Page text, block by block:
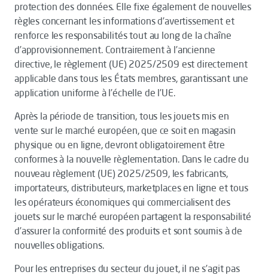
protection des données. Elle fixe également de nouvelles
règles concernant les informations d’avertissement et
renforce les responsabilités tout au long de la chaîne
d’approvisionnement. Contrairement à l’ancienne
directive, le règlement (UE) 2025/2509 est directement
applicable dans tous les États membres, garantissant une
application uniforme à l’échelle de l’UE.
Après la période de transition, tous les jouets mis en
vente sur le marché européen, que ce soit en magasin
physique ou en ligne, devront obligatoirement être
conformes à la nouvelle règlementation. Dans le cadre du
nouveau règlement (UE) 2025/2509, les fabricants,
importateurs, distributeurs, marketplaces en ligne et tous
les opérateurs économiques qui commercialisent des
jouets sur le marché européen partagent la responsabilité
d’assurer la conformité des produits et sont soumis à de
nouvelles obligations.
Pour les entreprises du secteur du jouet, il ne s’agit pas